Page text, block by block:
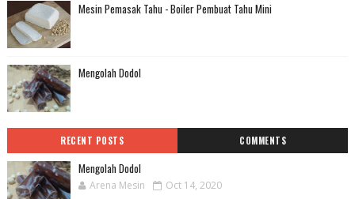
Mesin Pemasak Tahu - Boiler Pembuat Tahu Mini
Mengolah Dodol
RECENT POSTS COMMENTS
Mengolah Dodol
Arena Mesin Oct 14, 2020